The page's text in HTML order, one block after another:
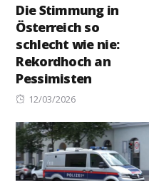
Die Stimmung in
Österreich so
schlecht wie nie:
Rekordhoch an
Pessimisten
Posted
12/03/2026